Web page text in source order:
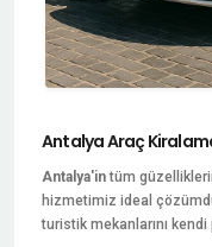
Antalya Araç
Antalya'intüm
hizmetimiz ideal
turistik mekanlarını